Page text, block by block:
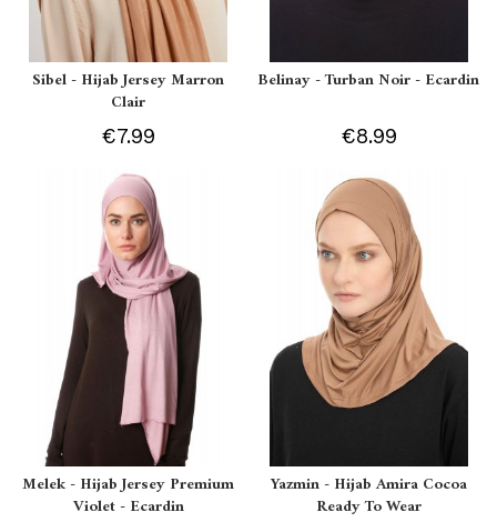
Sibel - Hijab Jersey Marron
Clair
€7.99
Belinay - Turban Noir - Ecardin
€8.99
Melek - Hijab Jersey Premium
Violet - Ecardin
Yazmin - Hijab Amira Cocoa
Ready To Wear